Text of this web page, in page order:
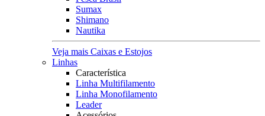
Sumax
Shimano
Nautika
Veja mais Caixas e Estojos
Linhas
Característica
Linha Multifilamento
Linha Monofilamento
Leader